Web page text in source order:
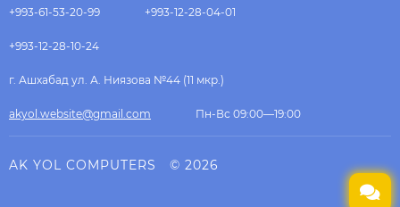
+993-61-53-20-99 +993-12-28-04-01
+993-12-28-10-24
г. Ашхабад ул. А. Ниязова №44 (11 мкр.)
akyol.website@gmail.com Пн-Вс 09:00—19:00
AK YOL COMPUTERS © 2026